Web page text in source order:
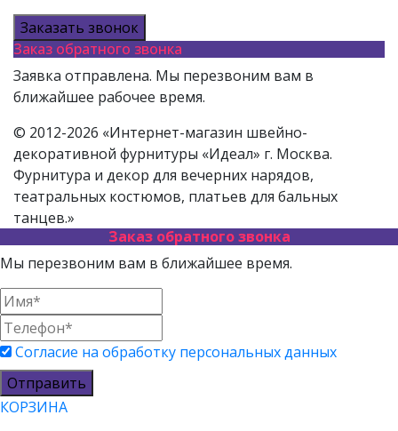
Заказать звонок
Заказ обратного звонка
Заявка отправлена. Мы перезвоним вам в
ближайшее рабочее время.
© 2012-2026 «Интернет-магазин швейно-
декоративной фурнитуры «Идеал» г. Москва.
Фурнитура и декор для вечерних нарядов,
театральных костюмов, платьев для бальных
танцев.»
Заказ обратного звонка
Мы перезвоним вам в ближайшее время.
Согласие на обработку персональных данных
Отправить
КОРЗИНА